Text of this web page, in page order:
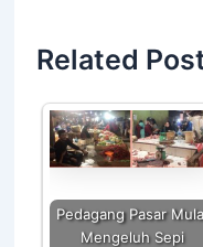
at
s
A
p
p
c
e
b
o
o
k
itt
er
Related
Pedagang Pasar
Mengeluh Sepi